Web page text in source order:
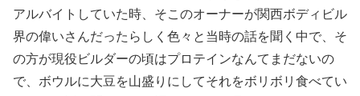
アルバイトしていた時、そこのオーナーが関西ボディビル
界の偉いさんだったらしく色々と当時の話を聞く中で、そ
の方が現役ビルダーの頃はプロテインなんてまだないの
で、ボウルに大豆を山盛りにしてそれをボリボリ食べてい